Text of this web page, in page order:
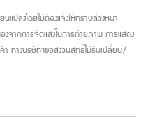
แปลงโดยไม่ต้องแจ้งให้ทราบล่วงหน้า
จากการจัดแสงในการถ่ายภาพ การแสดง
ทางบริษัทฯขอสงวนสิทธิ์ไม่รับเปลี่ยน/